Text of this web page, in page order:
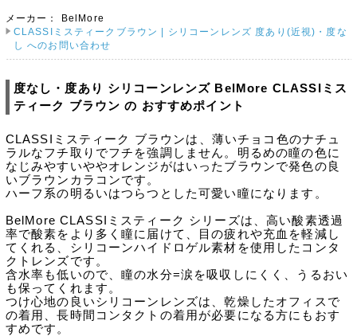
メーカー：
BelMore
CLASSIミスティークブラウン | シリコーンレンズ 度あり(近視)・度な
し へのお問い合わせ
度なし・度あり シリコーンレンズ BelMore CLASSIミス
ティーク ブラウン の おすすめポイント
CLASSIミスティーク ブラウンは、薄いチョコ色のナチュ
ラルなフチ取りでフチを強調しません。明るめの瞳の色に
なじみやすいややオレンジがはいったブラウンで発色の良
いブラウンカラコンです。
ハーフ系の明るいはつらつとした可愛い瞳になります。
BelMore CLASSIミスティーク シリーズは、高い酸素透過
率で酸素をより多く瞳に届けて、目の疲れや充血を軽減し
てくれる、シリコーンハイドロゲル素材を使用したコンタ
クトレンズです。
含水率も低いので、瞳の水分=涙を吸収しにくく、うるおい
も保ってくれます。
つけ心地の良いシリコーンレンズは、乾燥したオフィスで
の着用、長時間コンタクトの着用が必要になる方にもおす
すめです。